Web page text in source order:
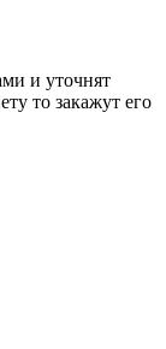
и уточнят
то закажут его